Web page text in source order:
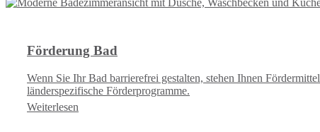
Förderung Bad
Wenn Sie Ihr Bad barrierefrei gestalten, stehen Ihnen
länderspezifische Förderprogramme.
Weiterlesen